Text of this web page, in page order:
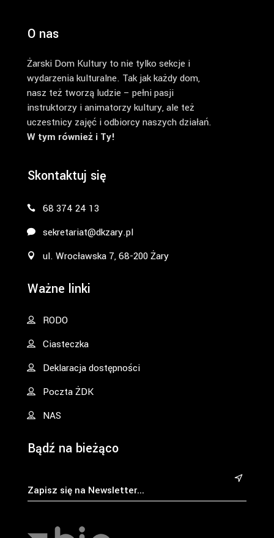
O nas
Żarski Dom Kultury to nie tylko sekcje i
wydarzenia kulturalne. Tak jak każdy dom,
nasz też tworzą ludzie – pełni pasji
instruktorzy i animatorzy kultury, ale też
uczestnicy zajęć i odbiorcy naszych działań.
W tym również i Ty!
Skontaktuj się
68 374 24 13
sekretariat@dkzary.pl
ul. Wrocławska 7, 68-200 Żary
Ważne linki
RODO
Ciasteczka
Deklaracja dostępności
Poczta ŻDK
NAS
Bądź na bieżąco
&